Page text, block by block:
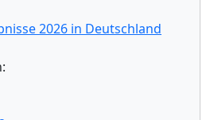
2026 in Deutschland